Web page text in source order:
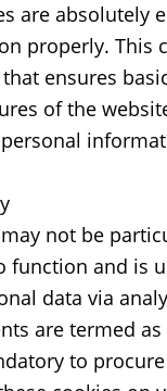
are absolutely
properly. This
ensures
of the
not be
function and is
data via
are termed
to